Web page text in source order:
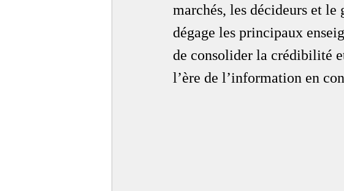
marchés, les décideurs et
dégage les principaux
de consolider la crédibilité
l’ère de l’information en